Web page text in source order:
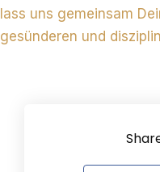
lass uns gemeinsam
gesünderen und